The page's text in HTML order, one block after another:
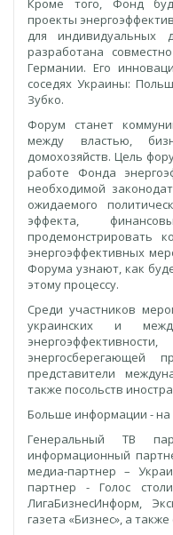
Кроме того, Фонд
проекты
для индивидуальных
разработана
Германии. Его
соседях Украины:
Зубко.
Форум станет
между властью,
домохозяйств. Цель
работе Фонда
необходимой
ожидаемого
эффекта,
продемонстрировать
энергоэффективных
Форума узнают, как
этому процессу.
Среди участников
украинских и
энергосберегающей
представители
также посольств
Больше информации - на
Генеральный ТВ
информационный
медиа-партнер –
партнер - Голос
ЛигаБизнесИнформ,
газета «Бизнес», а